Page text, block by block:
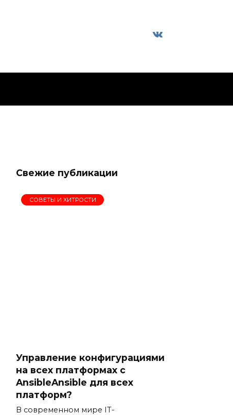
Свежие публикации
СОВЕТЫ И ХИТРОСТИ
Управление конфигурациями
на всех платформах с
AnsibleAnsible для всех
платформ?
В современном мире IT-